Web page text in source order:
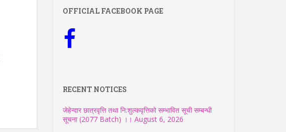
OFFICIAL FACEBOOK PAGE
RECENT NOTICES
जेहेन्दार छात्रवृत्ति तथा नि:शुल्कवृत्तिको सम्भावित सूची सम्बन्धी
सूचना (2077 Batch) ।। August 6, 2026